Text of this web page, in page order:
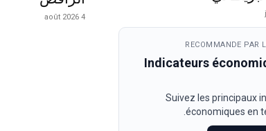
4 août 2026
RECOMMANDE PAR
Indicateurs
Suivez les principaux
économiques en